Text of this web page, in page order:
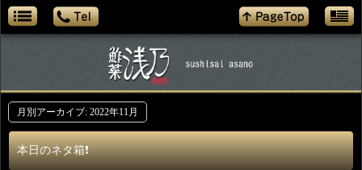
月別アーカイブ: 2022年11月
本日のネタ箱❗️